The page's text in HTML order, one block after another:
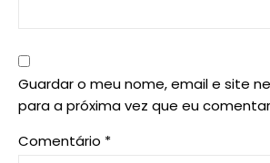
Guardar o meu nome, email e site
para a próxima vez que eu
Comentário *